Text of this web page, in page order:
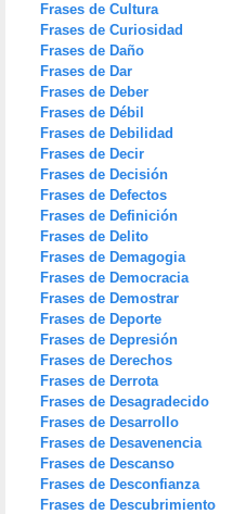
Frases de Cultura
Frases de Curiosidad
Frases de Daño
Frases de Dar
Frases de Deber
Frases de Débil
Frases de Debilidad
Frases de Decir
Frases de Decisión
Frases de Defectos
Frases de Definición
Frases de Delito
Frases de Demagogia
Frases de Democracia
Frases de Demostrar
Frases de Deporte
Frases de Depresión
Frases de Derechos
Frases de Derrota
Frases de Desagradecido
Frases de Desarrollo
Frases de Desavenencia
Frases de Descanso
Frases de Desconfianza
Frases de Descubrimiento